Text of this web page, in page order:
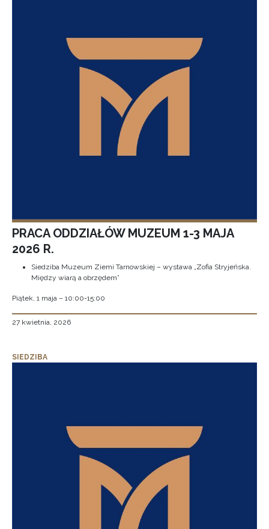
PRACA ODDZIAŁÓW MUZEUM 1-3 MAJA
2026 R.
Siedziba Muzeum Ziemi Tarnowskiej – wystawa „Zofia Stryjeńska.
Między wiarą a obrzędem”
Piątek, 1 maja – 10:00-15:00
27 kwietnia, 2026
SIEDZIBA